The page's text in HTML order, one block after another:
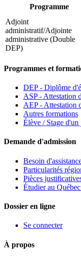
Programme
Adjoint
administratif/Adjointe
administrative (Double
DEP)
Programmes et
DEP - Diplôme
ASP - Attestation
AEP - Attestation
Autres formations
Élève / Stage d'un
Demande d'admission
Besoin
Particularités
Pièces
Étudier au
Dossier en ligne
Se connecter
À propos